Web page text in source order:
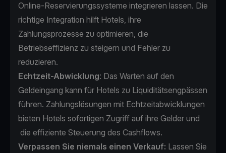
Online-Reservierungssysteme integrieren lassen. Die
richtige Integration hilft Hotels, ihre
Zahlungsprozesse zu optimieren, die
Betriebseffizienz zu steigern und Fehler zu
reduzieren.
Echtzeit-Abwicklung: Das Warten auf den
Geldeingang kann für Hotels zu Liquiditätsengpässen
führen. Zahlungslösungen mit Echtzeitabwicklungen
bieten Hotels sofortigen Zugriff auf ihre Gelder und
die effiziente Steuerung des Cashflows.
Verpassen Sie niemals einen Verkauf: Lassen Sie